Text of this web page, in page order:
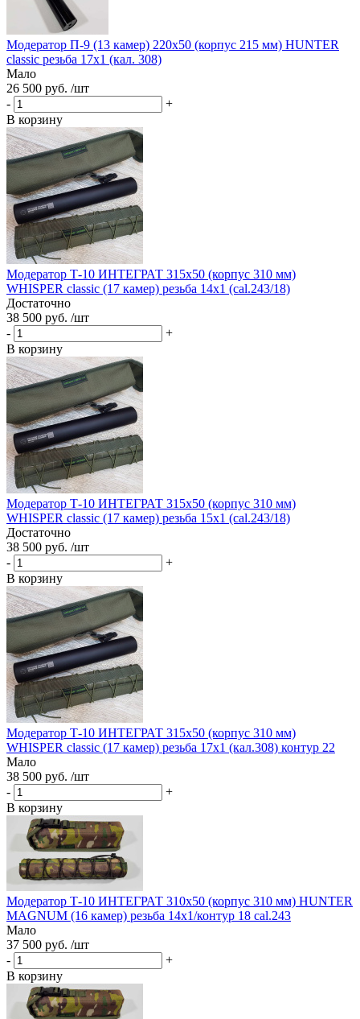
Модератор П-9 (13 камер) 220х50 (корпус 215 мм) HUNTER
classic резьба 17х1 (кал. 308)
Мало
26 500 руб. /шт
-
+
В корзину
Модератор Т-10 ИНТЕГРАТ 315х50 (корпус 310 мм)
WHISPER classic (17 камер) резьба 14х1 (cal.243/18)
Достаточно
38 500 руб. /шт
-
+
В корзину
Модератор Т-10 ИНТЕГРАТ 315х50 (корпус 310 мм)
WHISPER classic (17 камер) резьба 15х1 (cal.243/18)
Достаточно
38 500 руб. /шт
-
+
В корзину
Модератор Т-10 ИНТЕГРАТ 315х50 (корпус 310 мм)
WHISPER classic (17 камер) резьба 17х1 (кал.308) контур 22
Мало
38 500 руб. /шт
-
+
В корзину
Модератор Т-10 ИНТЕГРАТ 310х50 (корпус 310 мм) HUNTER
MAGNUM (16 камер) резьба 14x1/контур 18 cal.243
Мало
37 500 руб. /шт
-
+
В корзину